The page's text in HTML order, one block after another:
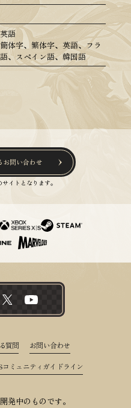
語
体字、繁体字、英語、フラ
、スペイン語、韓国語
お問い合わせ
イトとなります。
質問 お問い合わせ
ミュニティガイドライン
発中のものです。